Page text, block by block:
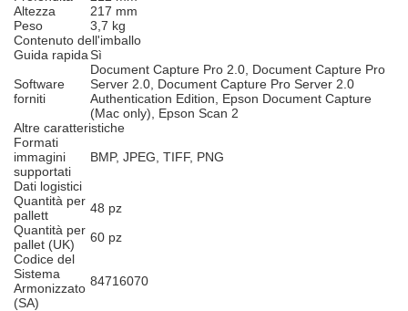
Altezza
217 mm
Peso
3,7 kg
Contenuto dell'imballo
Guida rapidaSì
Software
forniti
Document Capture Pro 2.0, Document Capture Pro
Server 2.0, Document Capture Pro Server 2.0
Authentication Edition, Epson Document Capture
(Mac only), Epson Scan 2
Altre caratteristiche
Formati
immagini
supportati
BMP, JPEG, TIFF, PNG
Dati logistici
Quantità per
pallett
48 pz
Quantità per
pallet (UK)
60 pz
Codice del
Sistema
Armonizzato
(SA)
84716070